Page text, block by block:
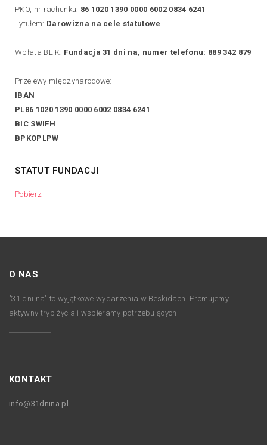
PKO, nr rachunku: 86 1020 1390 0000 6002 0834 6241
Tytułem: Darowizna na cele statutowe
Wpłata BLIK: Fundacja 31 dni na, numer telefonu: 889 342 879
Przelewy międzynarodowe:
IBAN
PL86 1020 1390 0000 6002 0834 6241
BIC SWIFH
BPKOPLPW
STATUT FUNDACJI
Pobierz
O NAS
"31 dni na" to wyjątkowe wydarzenia w Beskidach. Promujemy
aktywny tryb życia i wspieramy potrzebujących.
KONTAKT
info@31dnina.pl